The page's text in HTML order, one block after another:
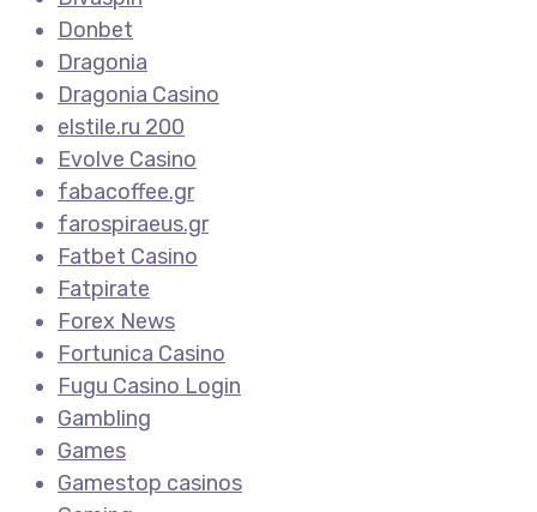
Donbet
Dragonia
Dragonia Casino
elstile.ru 200
Evolve Casino
fabacoffee.gr
farospiraeus.gr
Fatbet Casino
Fatpirate
Forex News
Fortunica Casino
Fugu Casino Login
Gambling
Games
Gamestop casinos